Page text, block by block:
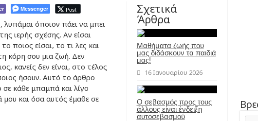
Σχετικά
Άρθρα
Μαθήματα ζωής που
μας διδάσκουν τα παιδιά
μας!
16 Ιανουαρίου 2026
Ο σεβασμός προς τους
άλλους είναι ένδειξη
αυτοσεβασμού
Messenger Post
όποιον πάει να μπει
ιερής σχέσης. Αν είσαι
ποιος είσαι, το τι λες και
κόρη σου μια ζωή. Δεν
κανείς δεν είναι, στο τέλος
ήσουν. Αυτό το άρθρο
σε κάθε μπαμπά και λίγο
και όσα αυτός έμαθε σε